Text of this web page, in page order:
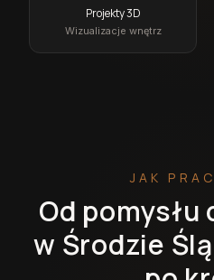
Projekty 3D
Wizualizacje wnętrz
JAK
Od
w Środzie